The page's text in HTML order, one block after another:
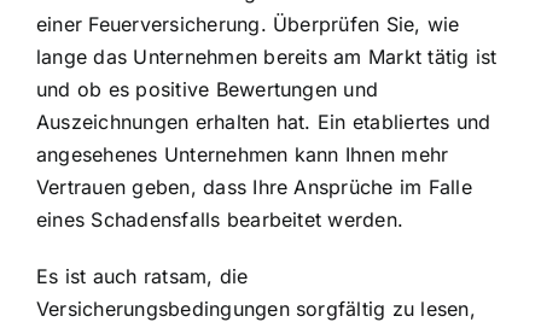
einer Feuerversicherung. Überprüfen Sie, wie
lange das Unternehmen bereits am Markt tätig ist
und ob es positive Bewertungen und
Auszeichnungen erhalten hat. Ein etabliertes und
angesehenes Unternehmen kann Ihnen mehr
Vertrauen geben, dass Ihre Ansprüche im Falle
eines Schadensfalls bearbeitet werden.
Es ist auch ratsam, die
Versicherungsbedingungen sorgfältig zu lesen,